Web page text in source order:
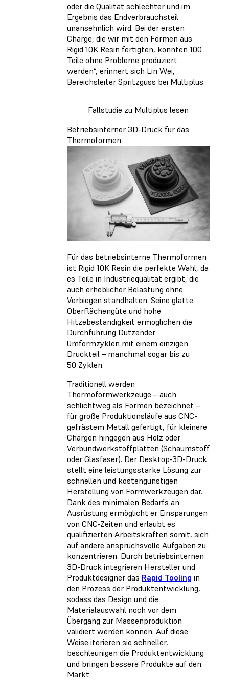
oder die Qualität schlechter und im
Ergebnis das Endverbrauchsteil
unansehnlich wird. Bei der ersten
Charge, die wir mit den Formen aus
Rigid 10K Resin fertigten, konnten 100
Teile ohne Probleme produziert
werden“, erinnert sich Lin Wei,
Bereichsleiter Spritzguss bei Multiplus.
Fallstudie zu Multiplus lesen
Betriebsinterner 3D-Druck für das
Thermoformen
Für das betriebsinterne Thermoformen
ist Rigid 10K Resin die perfekte Wahl, da
es Teile in Industriequalität ergibt, die
auch erheblicher Belastung ohne
Verbiegen standhalten. Seine glatte
Oberflächengüte und hohe
Hitzebeständigkeit ermöglichen die
Durchführung Dutzender
Umformzyklen mit einem einzigen
Druckteil – manchmal sogar bis zu
50 Zyklen.
Traditionell werden
Thermoformwerkzeuge – auch
schlichtweg als Formen bezeichnet –
für große Produktionsläufe aus CNC-
gefrästem Metall gefertigt, für kleinere
Chargen hingegen aus Holz oder
Verbundwerkstoffplatten (Schaumstoff
oder Glasfaser). Der Desktop-3D-Druck
stellt eine leistungsstarke Lösung zur
schnellen und kostengünstigen
Herstellung von Formwerkzeugen dar.
Dank des minimalen Bedarfs an
Ausrüstung ermöglicht er Einsparungen
von CNC-Zeiten und erlaubt es
qualifizierten Arbeitskräften somit, sich
auf andere anspruchsvolle Aufgaben zu
konzentrieren. Durch betriebsinternen
3D-Druck integrieren Hersteller und
Produktdesigner das Rapid Tooling in
den Prozess der Produktentwicklung,
sodass das Design und die
Materialauswahl noch vor dem
Übergang zur Massenproduktion
validiert werden können. Auf diese
Weise iterieren sie schneller,
beschleunigen die Produktentwicklung
und bringen bessere Produkte auf den
Markt.